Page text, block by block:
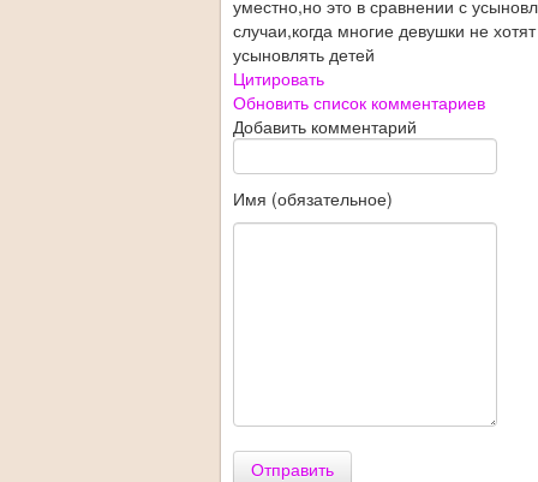
уместно,но это в сравнении с
случаи,когда многие девушки не
усыновлять детей
Цитировать
Обновить список комментариев
Добавить комментарий
Имя (обязательное)
Отправить